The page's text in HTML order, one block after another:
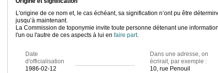
L'origine de ce nom et, le cas échéant, sa signification n’ont pu être
jusqu’à maintenant.
La Commission de toponymie invite toute personne détenant une
l'un ou l'autre de ces aspects à lui en faire part.
Date
d'officialisation
1986-02-12
Dans une adresse, on
écrirait, par exemple :
10, rue Penouil